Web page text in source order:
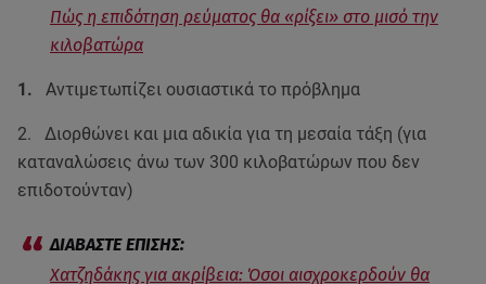
Πώς η επιδότηση ρεύματος θα «ρίξει» στο μισό την
κιλοβατώρα
1. Αντιμετωπίζει ουσιαστικά το πρόβλημα
2. Διορθώνει και μια αδικία για τη μεσαία τάξη (για
καταναλώσεις άνω των 300 κιλοβατώρων που δεν
επιδοτούνταν)
Χατζηδάκης για ακρίβεια: Όσοι αισχροκερδούν θα